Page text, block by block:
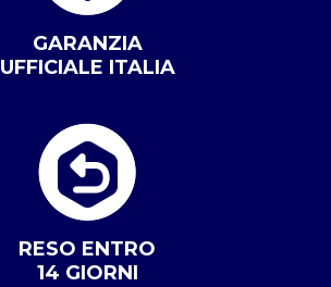
GARANZIA
UFFICIALE ITALIA
RESO ENTRO
14 GIORNI